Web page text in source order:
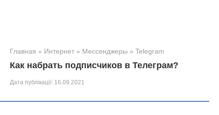
Главная » Интернет » Мессенджеры » Telegram
Как набрать подписчиков в Телеграм?
Дата публікації: 16.09.2021